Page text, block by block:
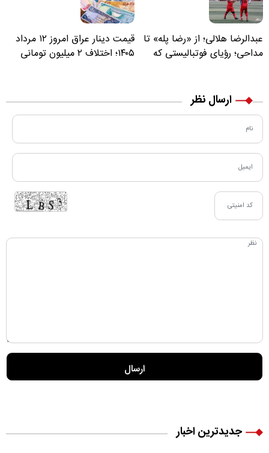
عبدالرضا هلالی؛ از «رضا پله» تا
مداحی؛ رؤیای فوتبالیستی که
قیمت دینار عراق امروز ۱۲ مرداد
۱۴۰۵؛ اختلاف ۲ میلیون تومانی
ارسال نظر
جدیدترین اخبار